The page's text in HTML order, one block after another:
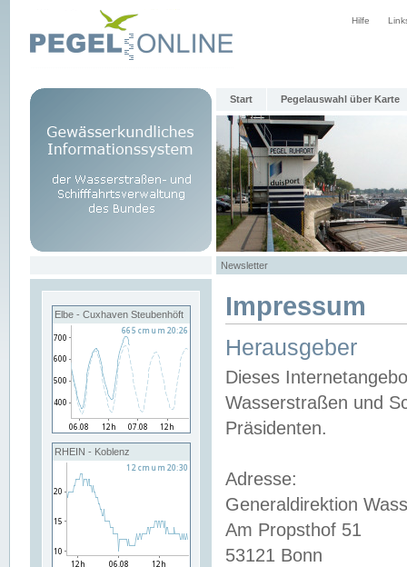
Hilfe
Start Pegelauswahl über Karte
Newsletter
Elbe - Cuxhaven Steubenhöft
RHEIN - Koblenz
Impressum
Herausgeber
Dieses
Wasserstraßen und
Präsidenten.
Adresse:
Generaldirektion
Am Propsthof 51
53121 Bonn